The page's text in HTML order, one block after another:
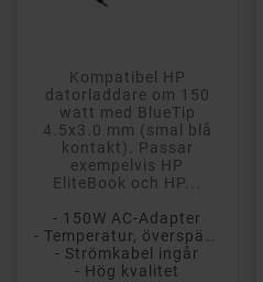
Kompatibel HP
datorladdare om 150
watt med BlueTip
4.5x3.0 mm (smal blå
kontakt). Passar
exempelvis HP
EliteBook och HP...
- 150W AC-Adapter
- Temperatur, överspänning och kortslutningsskydd
- Strömkabel ingår
- Hög kvalitet